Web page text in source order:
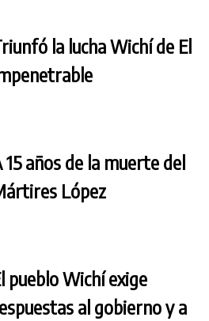
la lucha Wichí de El
15 años de la muerte del
López
pueblo Wichí exige
al gobierno y a